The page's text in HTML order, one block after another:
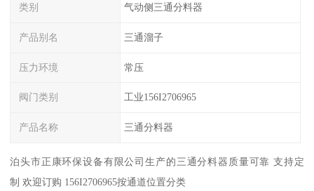
类别 气动侧三通分料器
产品别名 三通溜子
压力环境 常压
阀门类别 工业156I2706965
产品名称 三通分料器
泊头市正康环保设备有限公司生产的三通分料器质量可靠 支持定
制 欢迎订购 156I2706965按通道位置分类